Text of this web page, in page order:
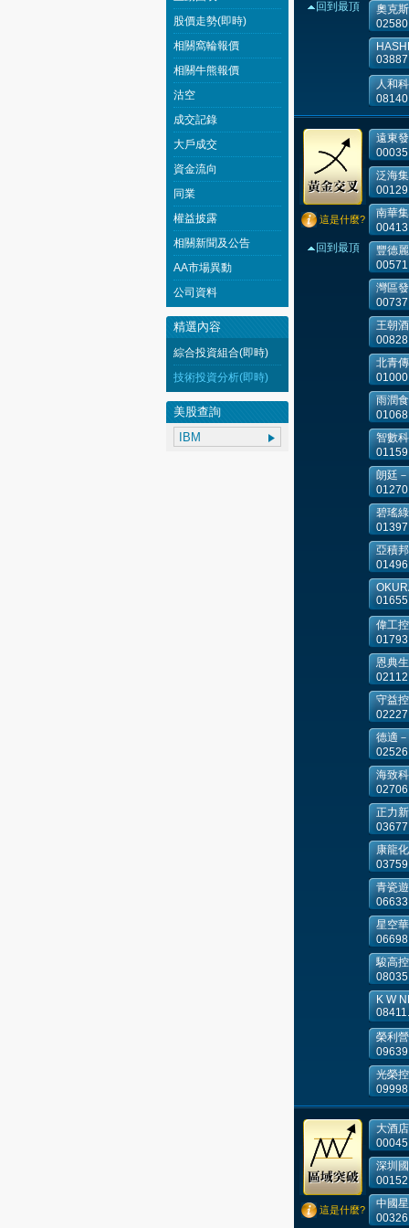
回到最頂
奧克
人和
這是什麼?
回到最頂
遠東
泛海
南華
豐德
灣區
王朝
北青
雨潤
智數
朗廷
碧瑤
亞積
偉工
恩典
守益
德適
海致
正力
康龍
青瓷
星空
駿高
K W
榮利
光榮
這是什麼?
大酒店
深圳
中國
股價走勢(即時)
相關窩輪報價
相關牛熊報價
沽空
成交記錄
大戶成交
資金流向
同業
權益披露
相關新聞及公告
AA市場異動
公司資料
精選內容
綜合投資組合(即時)
技術投資分析(即時)
美股查詢